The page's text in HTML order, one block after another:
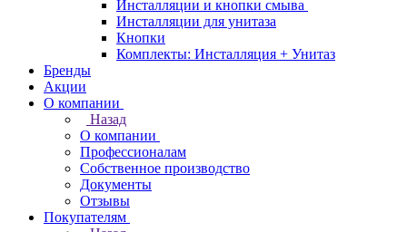
Инсталляции и кнопки смыва
Инсталляции для унитаза
Кнопки
Комплекты: Инсталляция + Унитаз
Бренды
Акции
О компании
Назад
О компании
Профессионалам
Собственное производство
Документы
Отзывы
Покупателям